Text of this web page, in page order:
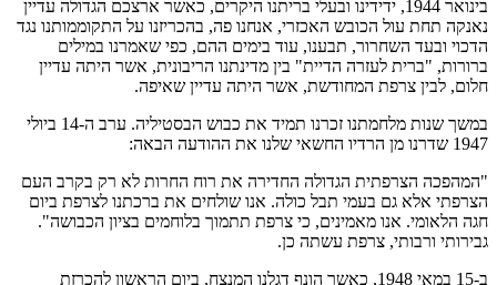
בינואר 1944, ידידינו ובעלי בריתנו היקרים, כאשר ארצכם הגדולה עדיין
נאנקה תחת עול הכובש האכזרי, אנחנו פה, בהכריזנו על התקוממותנו נגד
הדכוי ובעד השחרור, תבענו, עוד בימים ההם, כפי שאמרנו במילים
ברורות, "ברית לעזרה הדיית" בין מדינתנו הריבונית, אשר היתה עדיין
חלום, לבין צרפת המחודשת, אשר היתה עדיין שאיפה.
במשך שנות מלחמתנו זכרנו תמיד את כבוש הבסטיליה. ערב ה-14 ביולי
1947 שדרנו מן הרדיו החשאי שלנו את ההודעה הבאה:
"המהפכה הצרפתית הגדולה החדירה את רוח החרות לא רק בקרב העם
הצרפתי אלא גם בעמי תבל כולה. אנו שולחים את ברכתנו לצרפת ביום
חגה הלאומי. אנו מאמינים, כי צרפת תתמוך בלוחמים בציון הכבושה".
גבירותי ורבותי, צרפת עשתה כן.
ב-15 במאי 1948, כאשר הונף דגלנו המנצח, ביום הראשון להכרזת